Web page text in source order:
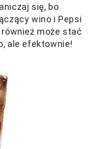
się, bo
wino i Pepsi
może stać
ale efektownie!